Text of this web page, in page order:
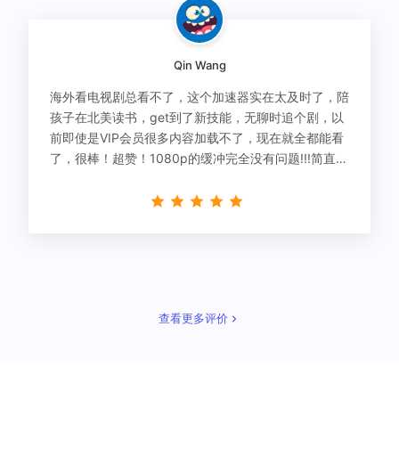
Qin Wang
海外看电视剧总看不了，这个加速器实在太及时了，陪
孩子在北美读书，get到了新技能，无聊时追个剧，以
前即使是VIP会员很多内容加载不了，现在就全都能看
了，很棒！超赞！1080p的缓冲完全没有问题!!!简直救
查看更多评价